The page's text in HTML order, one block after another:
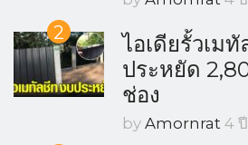
2
ไอเดียรั้วเม
ประหยัด
ช่อง
by Amornrat 4